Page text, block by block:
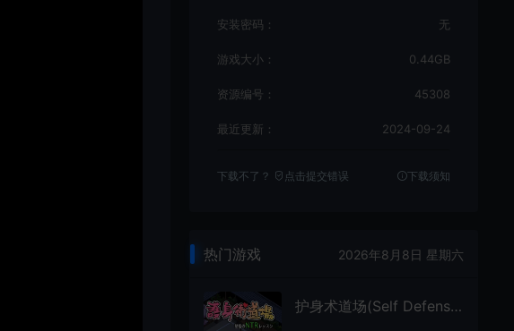
安装密码： 无
游戏大小： 0.44GB
资源编号： 45308
最近更新： 2024-09-24
下载不了？ 点击提交错误 下载须知
热门游戏 2026年8月8日 星期六
护身术道场(Self Defense Dojo)日系像素竞技格斗游戏|下载